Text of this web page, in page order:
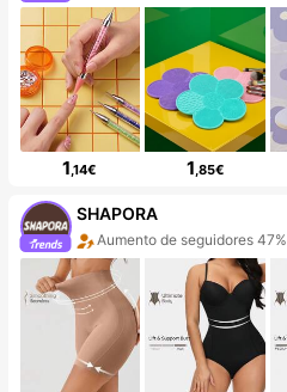
1 ,14€ 1 ,85€
SHAPORA
Aumento de seguidores 47%